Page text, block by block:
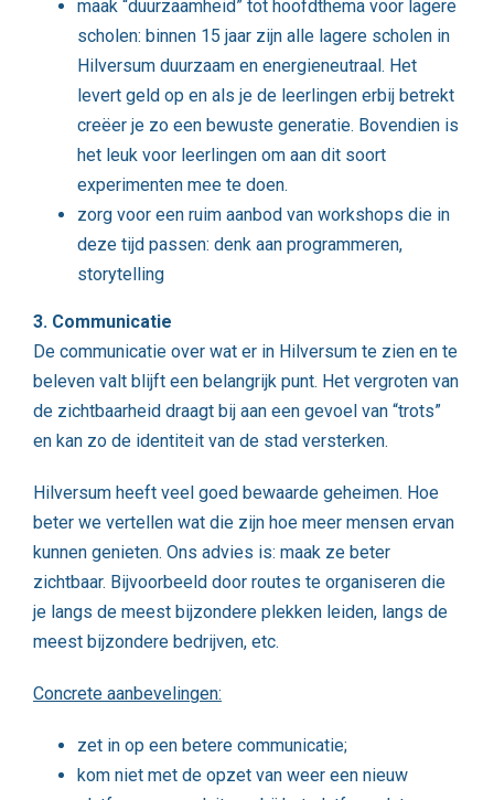
maak “duurzaamheid” tot hoofdthema voor lagere
scholen: binnen 15 jaar zijn alle lagere scholen in
Hilversum duurzaam en energieneutraal. Het
levert geld op en als je de leerlingen erbij betrekt
creëer je zo een bewuste generatie. Bovendien is
het leuk voor leerlingen om aan dit soort
experimenten mee te doen.
zorg voor een ruim aanbod van workshops die in
deze tijd passen: denk aan programmeren,
storytelling
3. Communicatie
De communicatie over wat er in Hilversum te zien en te
beleven valt blijft een belangrijk punt. Het vergroten van
de zichtbaarheid draagt bij aan een gevoel van “trots”
en kan zo de identiteit van de stad versterken.
Hilversum heeft veel goed bewaarde geheimen. Hoe
beter we vertellen wat die zijn hoe meer mensen ervan
kunnen genieten. Ons advies is: maak ze beter
zichtbaar. Bijvoorbeeld door routes te organiseren die
je langs de meest bijzondere plekken leiden, langs de
meest bijzondere bedrijven, etc.
Concrete aanbevelingen:
zet in op een betere communicatie;
kom niet met de opzet van weer een nieuw